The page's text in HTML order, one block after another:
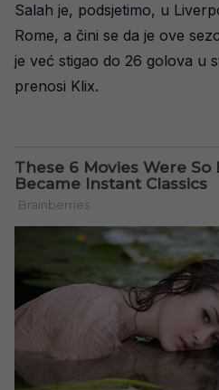
Salah je, podsjetimo, u
Rome, a čini se da je ove
je već stigao do 26 golova u
prenosi Klix.